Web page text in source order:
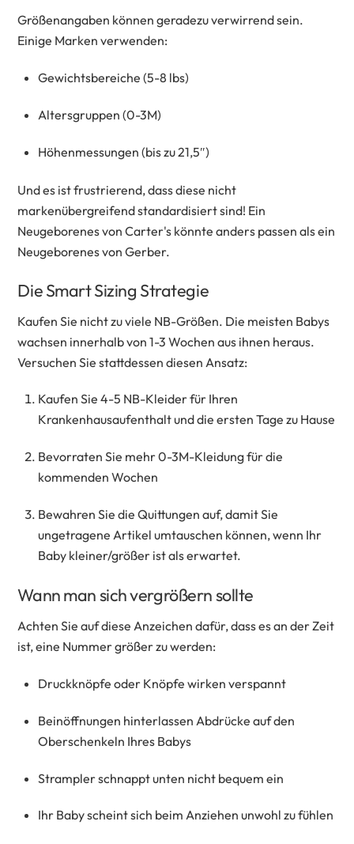
Größenangaben können geradezu verwirrend sein.
Einige Marken verwenden:
Gewichtsbereiche (5-8 lbs)
Altersgruppen (0-3M)
Höhenmessungen (bis zu 21,5″)
Und es ist frustrierend, dass diese nicht
markenübergreifend standardisiert sind! Ein
Neugeborenes von Carter's könnte anders passen als ein
Neugeborenes von Gerber.
Die Smart Sizing Strategie
Kaufen Sie nicht zu viele NB-Größen. Die meisten Babys
wachsen innerhalb von 1-3 Wochen aus ihnen heraus.
Versuchen Sie stattdessen diesen Ansatz:
Kaufen Sie 4-5 NB-Kleider für Ihren
Krankenhausaufenthalt und die ersten Tage zu Hause
Bevorraten Sie mehr 0-3M-Kleidung für die
kommenden Wochen
Bewahren Sie die Quittungen auf, damit Sie
ungetragene Artikel umtauschen können, wenn Ihr
Baby kleiner/größer ist als erwartet.
Wann man sich vergrößern sollte
Achten Sie auf diese Anzeichen dafür, dass es an der Zeit
ist, eine Nummer größer zu werden:
Druckknöpfe oder Knöpfe wirken verspannt
Beinöffnungen hinterlassen Abdrücke auf den
Oberschenkeln Ihres Babys
Strampler schnappt unten nicht bequem ein
Ihr Baby scheint sich beim Anziehen unwohl zu fühlen